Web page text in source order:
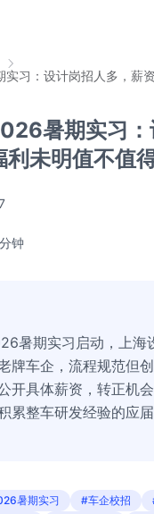
习：设计岗招人多，薪
暑期实习：
利未明值不值
钟
暑期实习启动，上海
牌车企，流程规范但创
开具体薪资，转正机
累整车研发经验的应
暑期实习 #车企校招